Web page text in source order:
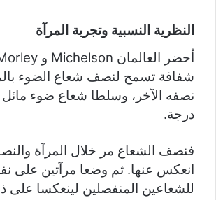
النظرية النسبية وتجربة المرآة
شفافة تسمح لنصف شعاع الضوء
درجة.
فنصف الشعاع مر خلال المرآة
انعكس عنها. ثم وضعا مرآتين على
للشعاعين المنفصلين لينعكسا على